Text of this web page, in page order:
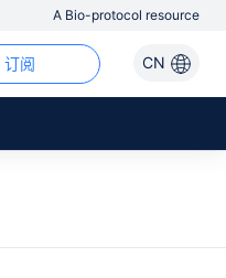
A Bio-protocol resource
CN
订阅